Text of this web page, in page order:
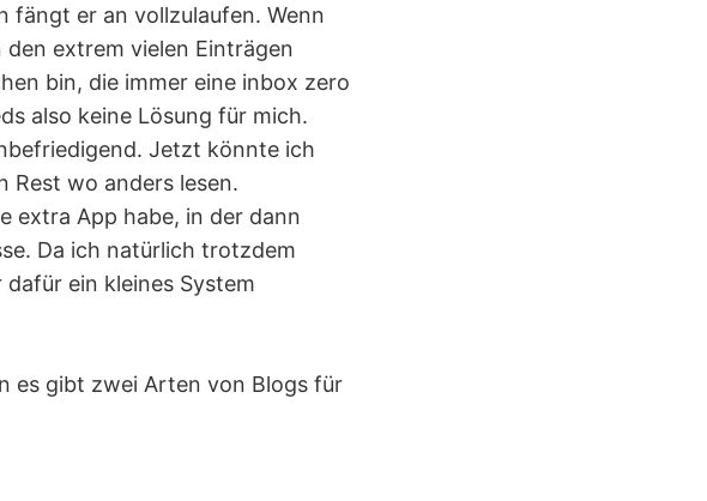
fängt er an vollzulaufen. Wenn
extrem vielen Einträgen
bin, die immer eine inbox zero
also keine Lösung für mich.
Jetzt könnte ich
Rest wo anders lesen.
extra App habe, in der dann
Da ich natürlich trotzdem
ein kleines System
es gibt zwei Arten von Blogs für